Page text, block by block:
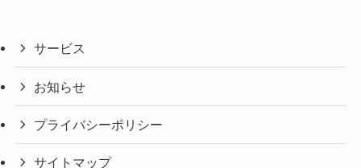
サービス
お知らせ
プライバシーポリシー
サイトマップ